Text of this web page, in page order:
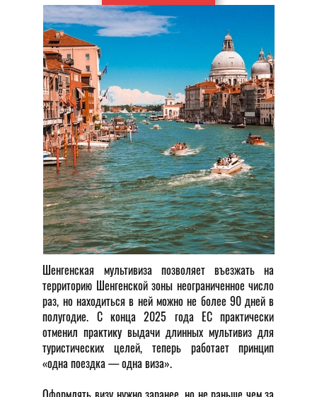
Шенгенская мультивиза позволяет въезжать на
территорию Шенгенской зоны неограниченное число
раз, но находиться в ней можно не более 90 дней в
полугодие. С конца 2025 года ЕС практически
отменил практику выдачи длинных мультивиз для
туристических целей, теперь работает принцип
«одна поездка — одна виза».